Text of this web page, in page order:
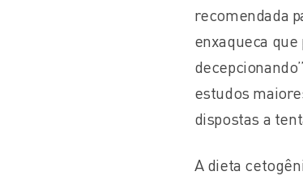
recomendada
enxaqueca
estudos
dispostas a
A dieta